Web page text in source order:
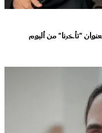
"تأخرنا" من ألبوم